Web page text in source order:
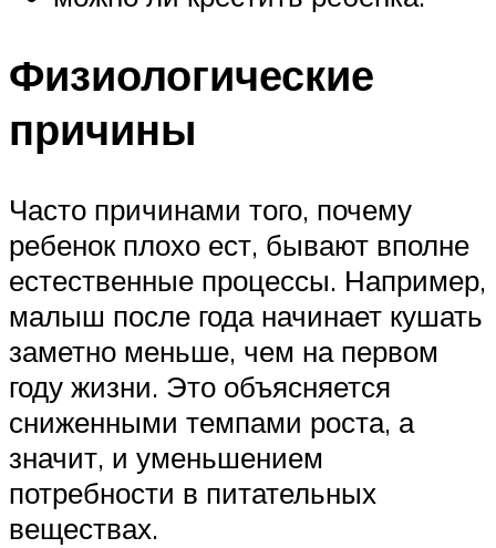
Физиологические
причины
Часто причинами того, почему
ребенок плохо ест, бывают вполне
естественные процессы. Например,
малыш после года начинает кушать
заметно меньше, чем на первом
году жизни. Это объясняется
сниженными темпами роста, а
значит, и уменьшением
потребности в питательных
веществах.